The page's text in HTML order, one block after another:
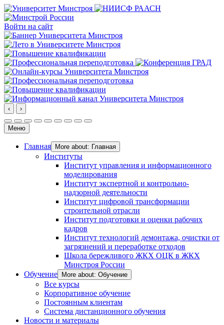
Войти на сайт
‹ ›
Меню
Главная More about: Главная
Институты
Институт управления и информационного
моделирования
Институт экспертной и контрольно-
надзорной деятельности
Институт цифровой трансформации
строительной отрасли
Институт подготовки и оценки рабочих
кадров
Институт технологий демонтажа, очистки от
загрязнений и переработке отходов
Школа бережливого ЖКХ ОЦК в ЖКХ
Минстроя России
Обучение
More about: Обучение
Все курсы
Корпоративное обучение
Постоянным клиентам
Система дистанционного обучения
Новости и материалы